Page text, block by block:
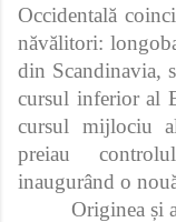
Occidentală
năvălitori:
din Scandinavia,
cursul inferior al
cursul mijlociu
preiau
inaugurând o
Originea și